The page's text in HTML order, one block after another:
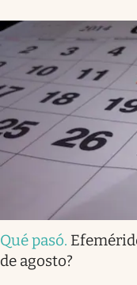
Qué pasó.
de agosto?